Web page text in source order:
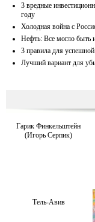
3 вредные
году
Холодная война с
Нефть: Все могло быть
3 правила для
Лучший вариант для
Гарик Финкельштейн
(Игорь Серпик)
Тель-Авив